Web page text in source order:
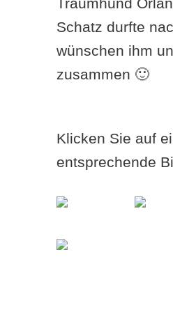
Schatz durfte
wünschen ihm
zusammen 🙂
Klicken Sie auf
entsprechende